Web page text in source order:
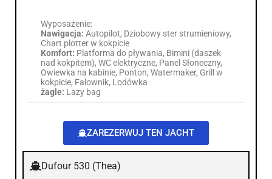
Wyposażenie:
Nawigacja: Autopilot, Dziobowy ster strumieniowy,
Chart plotter w kokpicie
Komfort: Platforma do pływania, Bimini (daszek
nad kokpitem), WC elektryczne, Panel Słoneczny,
Owiewka na kabinie, Ponton, Watermaker, Grill w
kokpicie, Falownik, Lodówka
żagle: Lazy bag
ZAREZERWUJ TEN JACHT
Dufour 530 (Thea)